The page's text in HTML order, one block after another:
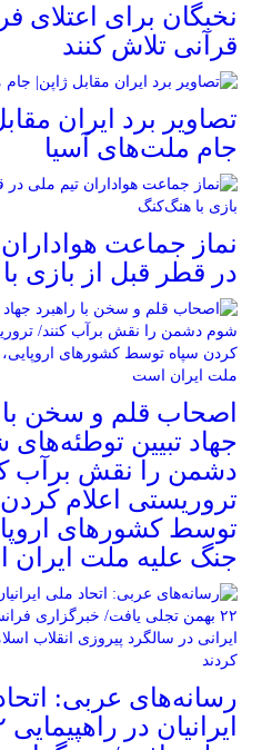
نخبگان برای اعتلای
قرآنی تلاش کنند
تصاویر برد ایران
جام ملت‌های آسیا
نماز جماعت
در قطر قبل از بازی
اصحاب قلم و سخن با
جهاد تبیین
دشمن را نقش برآب
تروریستی اعلام
توسط کشورهای
جنگ علیه ملت
رسانه‌های عربی: